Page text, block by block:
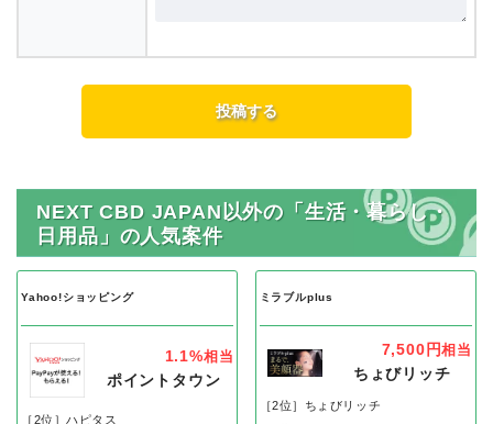
NEXT CBD JAPAN以外の「生活・暮らし・
日用品」の人気案件
Yahoo!ショッピング
1.1%相当
ポイントタウン
［2位］ハピタス
ミラブルplus
7,500円相当
ちょびリッチ
［2位］ちょびリッチ